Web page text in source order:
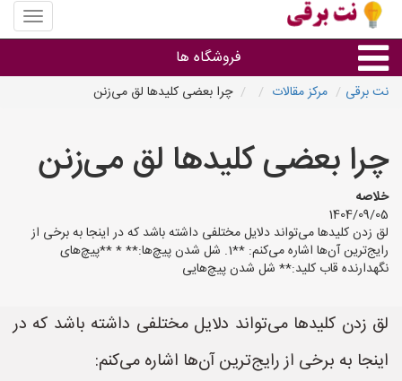
منوی
سایت
برقی
فروشگاه ها
سایر گروه ها
نت برقی مرکز مقالات چرا بعضی کلیدها لق می‌زنن
چرا بعضی کلیدها لق می‌زنن
خلاصه
1404/09/05
لق زدن کلیدها می‌تواند دلایل مختلفی داشته باشد که در اینجا به برخی از
رایج‌ترین آن‌ها اشاره می‌کنم: **1. شل شدن پیچ‌ها:** * **پیچ‌های
نگهدارنده قاب کلید:** شل شدن پیچ‌هایی
لق زدن کلیدها می‌تواند دلایل مختلفی داشته باشد که در
اینجا به برخی از رایج‌ترین آن‌ها اشاره می‌کنم: